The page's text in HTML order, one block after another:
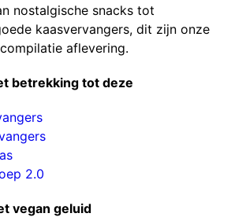
nostalgische snacks tot
kaasvervangers, dit zijn onze
aflevering.
betrekking tot deze
2.0
vegan geluid